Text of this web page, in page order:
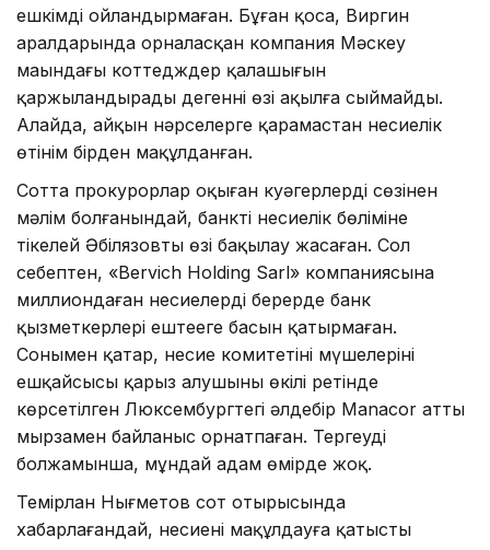
ешкімді ойландырмаған. Бұған қоса, Виргин
аралдарында орналасқан компания Мәскеу
маңындағы коттедждер қалашығын
қаржыландырады дегеннің өзі ақылға сыймайды.
Алайда, айқын нәрселерге қарамастан несиелік
өтінім бірден мақұлданған.
Сотта прокурорлар оқыған куәгерлердің сөзінен
мәлім болғанындай, банктің несиелік бөліміне
тікелей Әбілязовтың өзі бақылау жасаған. Сол
себептен, «Bervich Holding Sarl» компаниясына
миллиондаған несиелерді берерде банк
қызметкерлері ештеңеге басын қатырмаған.
Сонымен қатар, несие комитетінің мүшелерінің
ешқайсысы қарыз алушының өкілі ретінде
көрсетілген Люксембургтегі әлдебір Manacor атты
мырзамен байланыс орнатпаған. Тергеудің
болжамынша, мұндай адам өмірде жоқ.
Темірлан Нығметов сот отырысында
хабарлағандай, несиені мақұлдауға қатысты